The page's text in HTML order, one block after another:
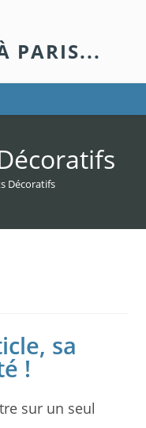
PARIS...
Décoratifs
sa
!
sur un seul